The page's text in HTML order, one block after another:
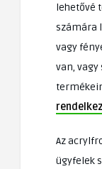
lehetővé
számára
vagy
van,
Az
ügyfelek